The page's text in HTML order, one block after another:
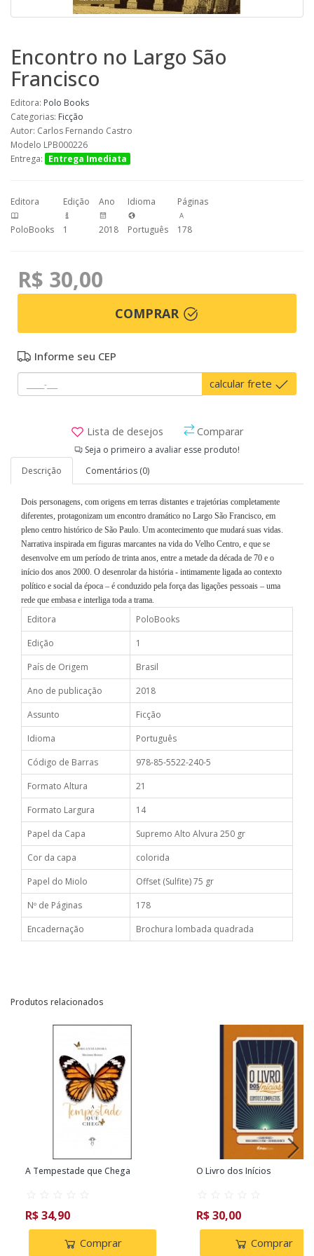
Encontro no Largo São
Francisco
Editora: Polo Books
Categorias: Ficção
Autor: Carlos Fernando Castro
Modelo LPB000226
Entrega: Entrega Imediata
Editora
PoloBooks
Edição
1
Ano
2018
Idioma
Português
Páginas
178
R$ 30,00
COMPRAR
Informe seu CEP
calcular frete
Lista de desejos Comparar
Seja o primeiro a avaliar esse produto!
Descrição
Comentários (0)
Dois personagens, com origens em terras distantes e trajetórias completamente
diferentes, protagonizam um encontro dramático no Largo São Francisco, em
pleno centro histórico de São Paulo. Um acontecimento que mudará suas vidas.
Narrativa inspirada em figuras marcantes na vida do Velho Centro, e que se
desenvolve em um período de trinta anos, entre a metade da década de 70 e o
início dos anos 2000. O desenrolar da história - intimamente ligada ao contexto
político e social da época – é conduzido pela força das ligações pessoais – uma
rede que embasa e interliga toda a trama.
Editora
PoloBooks
Edição
1
País de Origem
Brasil
Ano de publicação
2018
Assunto
Ficção
Idioma
Português
Código de Barras
978-85-5522-240-5
Formato Altura
21
Formato Largura
14
Papel da Capa
Supremo Alto Alvura 250 gr
Cor da capa
colorida
Papel do Miolo
Offset (Sulfite) 75 gr
Nº de Páginas
178
Encadernação
Brochura lombada quadrada
Produtos relacionados
A Tempestade que Chega
R$ 34,90
Comprar
O Livro dos Inícios
R$ 30,00
Comprar